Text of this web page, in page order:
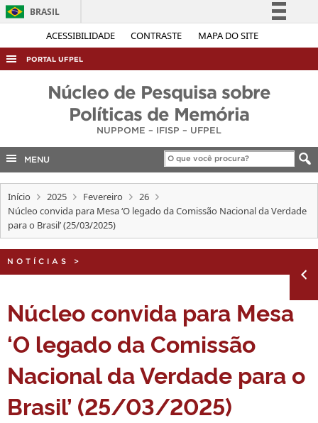
ACESSIBILIDADE CONTRASTE MAPA DO SITE
BRASIL
Simplifique!
Acesso à informação
Legislação
PORTAL UFPEL
ACESSO À INFORMAÇÃO
CONCURSOS
OUVIDORIA
TELEFONES
Núcleo de Pesquisa sobre
Políticas de Memória
NUPPOME – IFISP – UFPEL
MENU
Início 2025 Fevereiro
26
Núcleo convida para Mesa ‘O legado da Comissão Nacional da Verdade
para o Brasil’ (25/03/2025)
NOTÍCIAS >
Núcleo convida para Mesa
‘O legado da Comissão
Nacional da Verdade para o
Brasil’ (25/03/2025)